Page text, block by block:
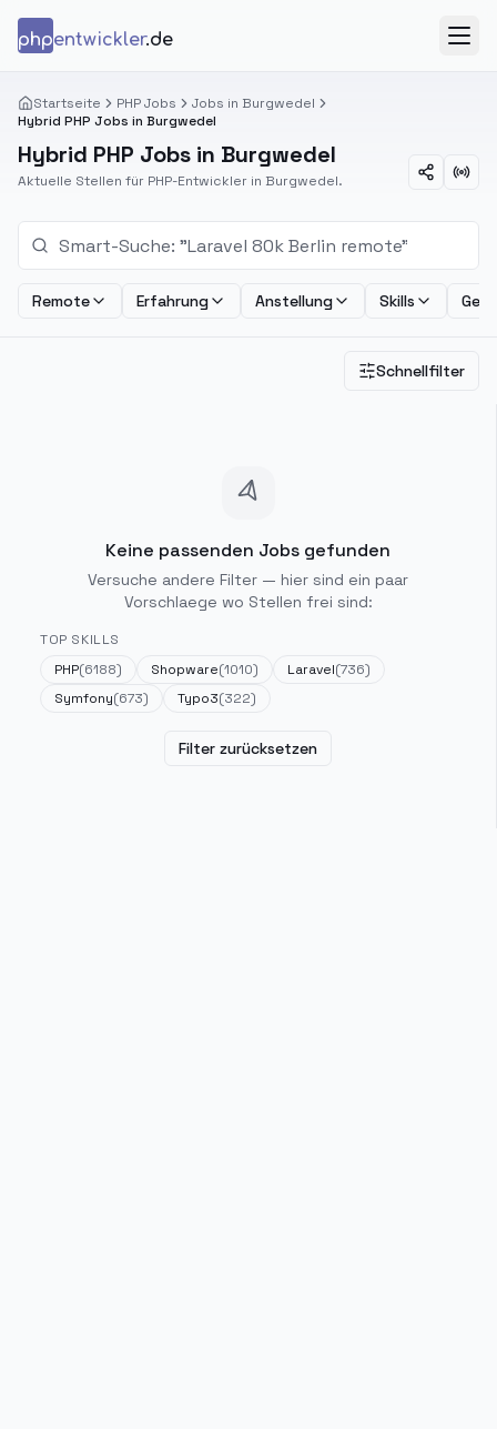
phpentwickler.de
Startseite PHP Jobs
Jobs in Burgwedel
Hybrid PHP Jobs in Burgwedel
Hybrid PHP Jobs in Burgwedel
Aktuelle Stellen für PHP-Entwickler in Burgwedel.
Remote Erfahrung Anstellung Skills
Schnellfilter
Keine passenden Jobs gefunden
Versuche andere Filter — hier sind ein paar
Vorschlaege wo Stellen frei sind:
TOP SKILLS
PHP(6188) Shopware(1010) Laravel(736)
Symfony(673) Typo3(322)
Filter zurücksetzen